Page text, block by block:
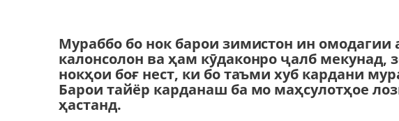
Мураббо бо нок барои зимистон ин
калонсолон ва ҳам кӯдаконро ҷалб мекунад,
нокҳои боғ нест, ки бо таъми хуб кардани
Барои тайёр карданаш ба мо маҳсулотҳое
ҳастанд.